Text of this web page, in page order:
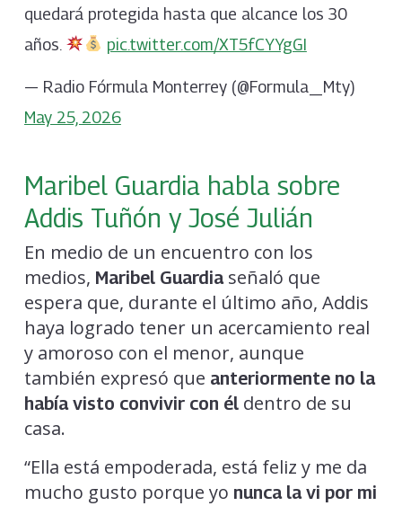
quedará protegida hasta que alcance los 30
años.
pic.twitter.com/XT5fCYYgGI
— Radio Fórmula Monterrey (@Formula_Mty)
May 25, 2026
Maribel Guardia habla sobre
Addis Tuñón y José Julián
En medio de un encuentro con los
medios, Maribel Guardiaseñaló que
espera que, durante el último año, Addis
haya logrado tener un acercamiento real
y amoroso con el menor, aunque
también expresó que anteriormente no la
había visto convivir con éldentro de su
casa.
“Ella está empoderada, está feliz y me da
mucho gusto porque yo nunca la vi por mi